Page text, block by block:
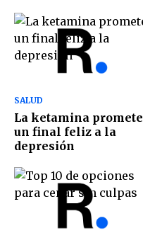
SALUD
La ketamina promete
un final feliz a la
depresión